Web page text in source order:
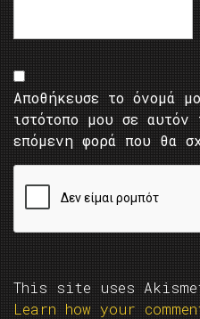
Αποθήκευσε το όνομά
ιστότοπο μου σε
επόμενη φορά που θα
This site uses
Learn how your